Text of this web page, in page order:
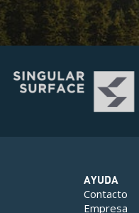
AYUDA
Contacto
Empresa